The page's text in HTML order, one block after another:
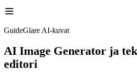
GuideGlare AI-kuvat
AI Image Generator ja
editori